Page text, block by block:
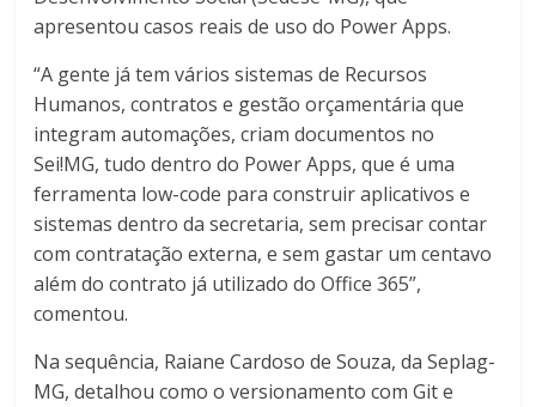
apresentou casos reais de uso do Power Apps.
“A gente já tem vários sistemas de Recursos
Humanos, contratos e gestão orçamentária que
integram automações, criam documentos no
Sei!MG, tudo dentro do Power Apps, que é uma
ferramenta low-code para construir aplicativos e
sistemas dentro da secretaria, sem precisar contar
com contratação externa, e sem gastar um centavo
além do contrato já utilizado do Office 365”,
comentou.
Na sequência, Raiane Cardoso de Souza, da Seplag-
MG, detalhou como o versionamento com Git e